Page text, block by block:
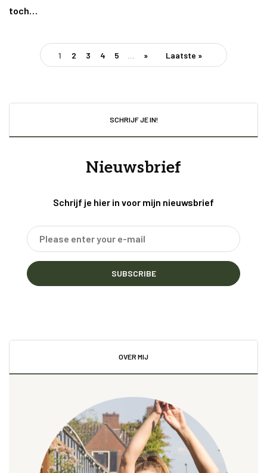
toch…
1 2 3 4 5 » Laatste »
SCHRIJF JE IN!
Nieuwsbrief
Schrijf je hier in voor mijn nieuwsbrief
SUBSCRIBE
OVER MIJ